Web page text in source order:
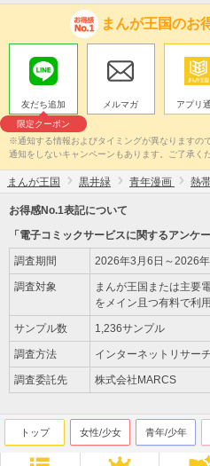
まんが王国のお
友だち追加
限定クーポン
メルマガ アプリ
※通知する情報およびタイミングが異なりますの
通知をしないキャンペーンもあります。ご了承く
まんが王国 黒井緑 青年漫画 熱
お得感No.1表記について
「電子コミックサービスに関するアンケー
調査期間 2026年3月6日～2026
調査対象
まんが王国または主要
をメイン且つ有料で利
サンプル数 1,236サンプル
調査方法 インターネットリサーチ
調査委託先 株式会社MARCS
トップ 女性/少女 青年/少年